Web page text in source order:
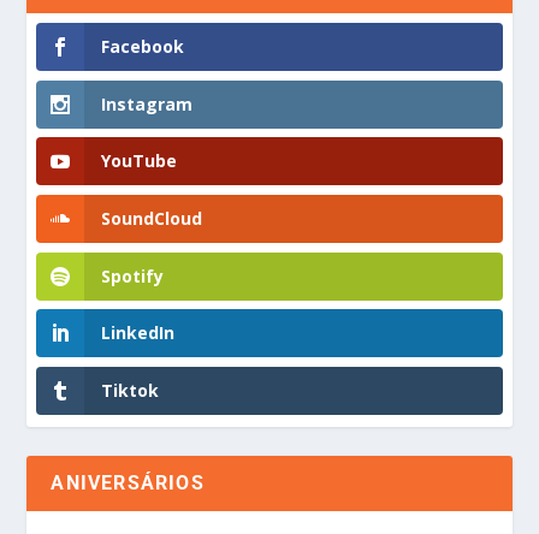
Facebook
Instagram
YouTube
SoundCloud
Spotify
LinkedIn
Tiktok
ANIVERSÁRIOS